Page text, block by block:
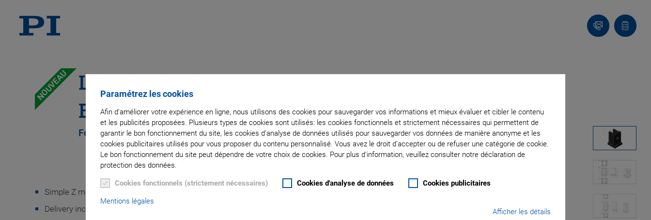
Paramétrez les cookies
Afin d'améliorer votre expérience en ligne, nous utilisons des cookies pour sauvegarder vos informations et mieux évaluer et cibler le contenu
et les publicités proposées. Plusieurs types de cookies sont utilisés: les cookies fonctionnels et strictement nécessaires qui permettent de
garantir le bon fonctionnement du site, les cookies d'analyse de données utilisés pour sauvegarder vos données de manière anonyme et les
cookies publicitaires utilisés pour vous proposer du contenu personnalisé. Vous avez le droit d'accepter ou de refuser une catégorie de cookie.
Le bon fonctionnement du site peut dépendre de votre choix de cookies. Pour plus d'information, veuillez consulter notre déclaration de
protection des données.
Cookies fonctionnels (strictement nécessaires) Cookies d'analyse de données Cookies publicitaires
Mentions légales
Afficher les détails
Contact
Votre
panier
NOUVEAU L-836.APxD Adapter
Bracket
For Mounting L-8x6 Stages Vertically
Simple Z mounting of L-8x6 stages
Delivery includes mounting kit